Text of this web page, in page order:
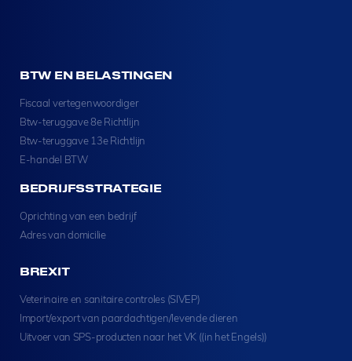
BTW EN BELASTINGEN
Fiscaal vertegenwoordiger
Btw-teruggave 8e Richtlijn
Btw-teruggave 13e Richtlijn
E-handel BTW
BEDRIJFSSTRATEGIE
Oprichting van een bedrijf
Adres van domicilie
BREXIT
Veterinaire en sanitaire controles (SIVEP)
Import/export van paardachtigen/levende dieren
Uitvoer van SPS-producten naar het VK ((in het Engels))